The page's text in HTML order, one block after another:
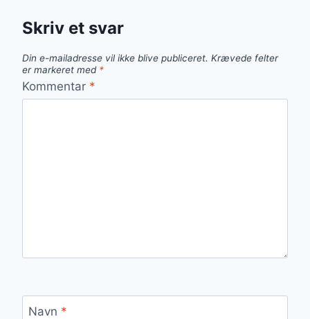
Skriv et svar
Din e-mailadresse vil ikke blive publiceret. Krævede felter
er markeret med *
Kommentar *
Navn *